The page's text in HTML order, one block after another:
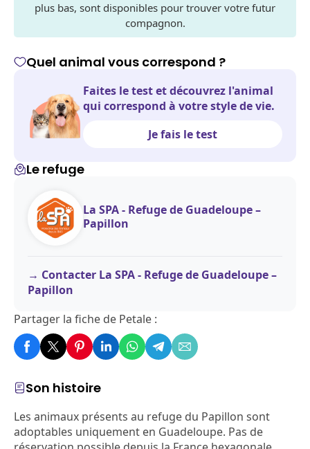
plus bas, sont disponibles pour trouver votre futur
compagnon.
Son histoire
Les animaux présents au refuge du Papillon sont
adoptables uniquement en Guadeloupe. Pas de
Quel animal vous correspond ?
Faites le test et découvrez l'animal
qui correspond à votre style de vie.
Je fais le test
Le refuge
La SPA - Refuge de Guadeloupe –
Papillon
Contacter La SPA - Refuge de Guadeloupe –
Papillon
Partager la fiche de Petale :